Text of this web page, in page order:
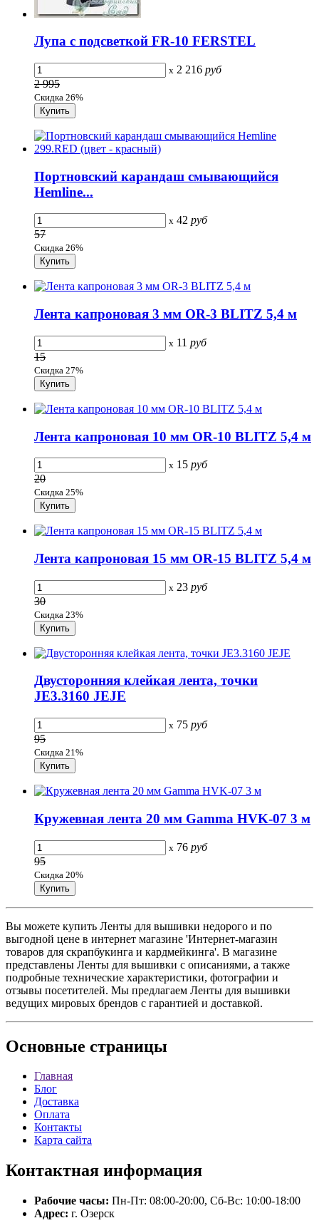
Лупа с подсветкой FR-10 FERSTEL
x 2 216 руб
2 995
Скидка 26%
Портновский карандаш cмывающийся
Hemline...
x 42 руб
57
Скидка 26%
Лента капроновая 3 мм OR-3 BLITZ 5,4 м
x 11 руб
15
Скидка 27%
Лента капроновая 10 мм OR-10 BLITZ 5,4 м
x 15 руб
20
Скидка 25%
Лента капроновая 15 мм OR-15 BLITZ 5,4 м
x 23 руб
30
Скидка 23%
Двусторонняя клейкая лента, точки
JE3.3160 JEJE
x 75 руб
95
Скидка 21%
Кружевная лента 20 мм Gamma HVK-07 3 м
x 76 руб
95
Скидка 20%
Вы можете купить Ленты для вышивки недорого и по
выгодной цене в интернет магазине 'Интернет-магазин
товаров для скрапбукинга и кардмейкинга'. В магазине
представлены Ленты для вышивки с описаниями, а также
подробные технические характеристики, фотографии и
отзывы посетителей. Мы предлагаем Ленты для вышивки
ведущих мировых брендов с гарантией и доставкой.
Основные страницы
Главная
Блог
Доставка
Оплата
Контакты
Карта сайта
Контактная информация
Рабочие часы: Пн-Пт: 08:00-20:00, Сб-Вс: 10:00-18:00
Адрес: г. Озерск